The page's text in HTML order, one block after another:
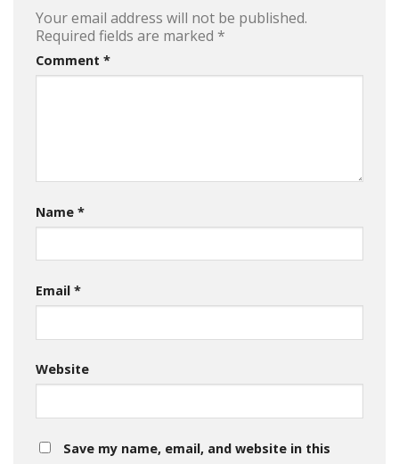
Your email address will not be published.
Required fields are marked *
Comment *
Name *
Email *
Website
Save my name, email, and website in this